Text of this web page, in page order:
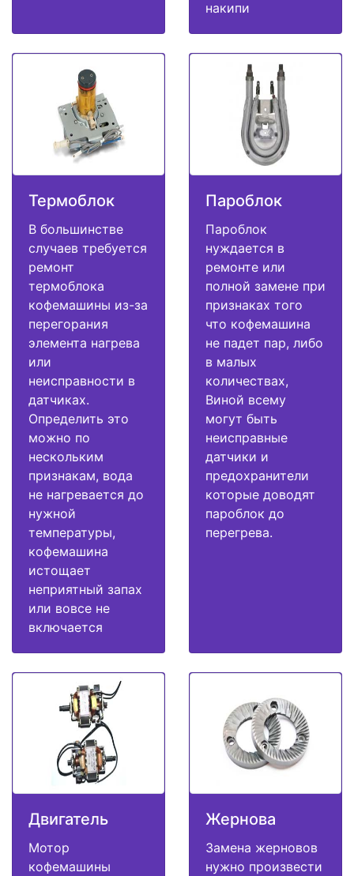
накипи
Термоблок
В большинстве
случаев требуется
ремонт
термоблока
кофемашины из-за
перегорания
элемента нагрева
или
неисправности в
датчиках.
Определить это
можно по
нескольким
признакам, вода
не нагревается до
нужной
температуры,
кофемашина
истощает
неприятный запах
или вовсе не
включается
Пароблок
Пароблок
нуждается в
ремонте или
полной замене при
признаках того
что кофемашина
не падет пар, либо
в малых
количествах,
Виной всему
могут быть
неисправные
датчики и
предохранители
которые доводят
пароблок до
перегрева.
Двигатель
Мотор
кофемашины
Жернова
Замена жерновов
нужно произвести